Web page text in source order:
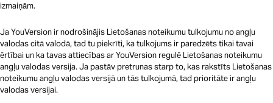
izmaiņām.
Ja YouVersion ir nodrošinājis Lietošanas noteikumu tulkojumu no angļu
valodas citā valodā, tad tu piekrīti, ka tulkojums ir paredzēts tikai tavai
ērtībai un ka tavas attiecības ar YouVersion regulē Lietošanas noteikumu
angļu valodas versija. Ja pastāv pretrunas starp to, kas rakstīts Lietošanas
noteikumu angļu valodas versijā un tās tulkojumā, tad prioritāte ir angļu
valodas versijai.